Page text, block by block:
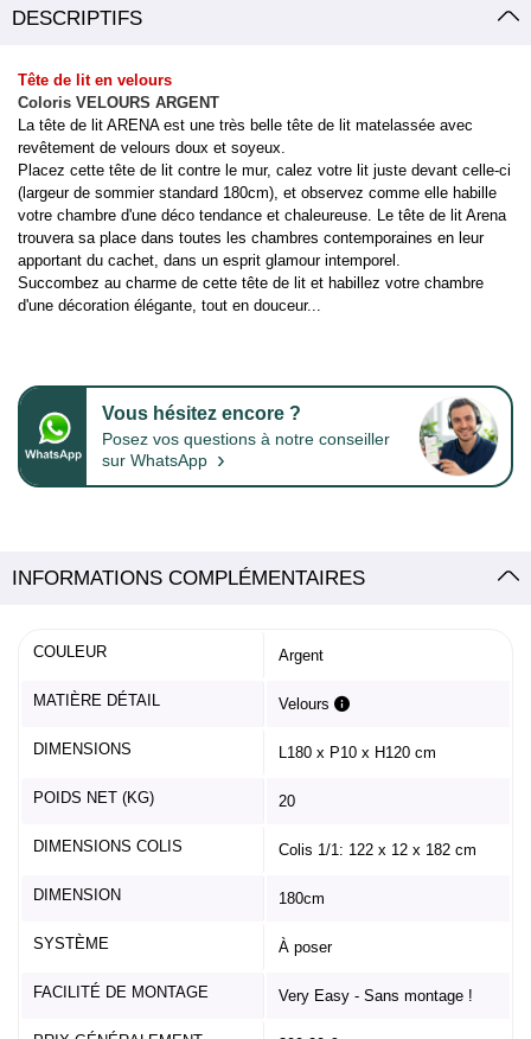
DESCRIPTIFS
Tête de lit en velours
Coloris VELOURS ARGENT
La tête de lit ARENA est une très belle tête de lit matelassée avec
revêtement de velours doux et soyeux.
Placez cette tête de lit contre le mur, calez votre lit juste devant celle-ci
(largeur de sommier standard 180cm), et observez comme elle habille
votre chambre d'une déco tendance et chaleureuse. Le tête de lit Arena
trouvera sa place dans toutes les chambres contemporaines en leur
apportant du cachet, dans un esprit glamour intemporel.
Succombez au charme de cette tête de lit et habillez votre chambre
d'une décoration élégante, tout en douceur...
Vous hésitez encore ?
Posez vos questions à notre conseiller
sur WhatsApp ›
INFORMATIONS COMPLÉMENTAIRES
COULEUR Argent
MATIÈRE DÉTAIL Velours
DIMENSIONS L180 x P10 x H120 cm
POIDS NET (KG) 20
DIMENSIONS COLIS Colis 1/1: 122 x 12 x 182 cm
DIMENSION 180cm
SYSTÈME À poser
FACILITÉ DE MONTAGE Very Easy - Sans montage !